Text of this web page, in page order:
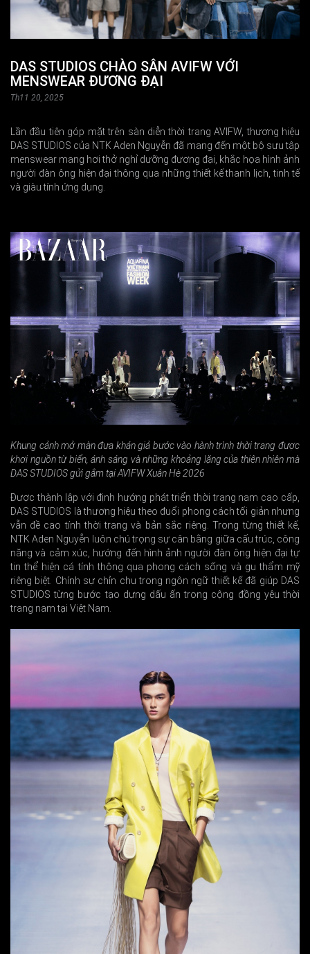
DAS STUDIOS CHÀO SÂN AVIFW VỚI
MENSWEAR ĐƯƠNG ĐẠI
Th11 20, 2025
Lần đầu tiên góp mặt trên sàn diễn thời trang AVIFW, thương hiệu
DAS STUDIOS của NTK Aden Nguyễn đã mang đến một bộ sưu tập
menswear mang hơi thở nghỉ dưỡng đương đại, khắc họa hình ảnh
người đàn ông hiện đại thông qua những thiết kế thanh lịch, tinh tế
và giàu tính ứng dụng.
Khung cảnh mở màn đưa khán giả bước vào hành trình thời trang được
khơi nguồn từ biển, ánh sáng và những khoảng lặng của thiên nhiên mà
DAS STUDIOS gửi gắm tại AVIFW Xuân Hè 2026
Được thành lập với định hướng phát triển thời trang nam cao cấp,
DAS STUDIOS là thương hiệu theo đuổi phong cách tối giản nhưng
vẫn đề cao tính thời trang và bản sắc riêng. Trong từng thiết kế,
NTK Aden Nguyễn luôn chú trọng sự cân bằng giữa cấu trúc, công
năng và cảm xúc, hướng đến hình ảnh người đàn ông hiện đại tự
tin thể hiện cá tính thông qua phong cách sống và gu thẩm mỹ
riêng biệt. Chính sự chỉn chu trong ngôn ngữ thiết kế đã giúp DAS
STUDIOS từng bước tạo dựng dấu ấn trong cộng đồng yêu thời
trang nam tại Việt Nam.